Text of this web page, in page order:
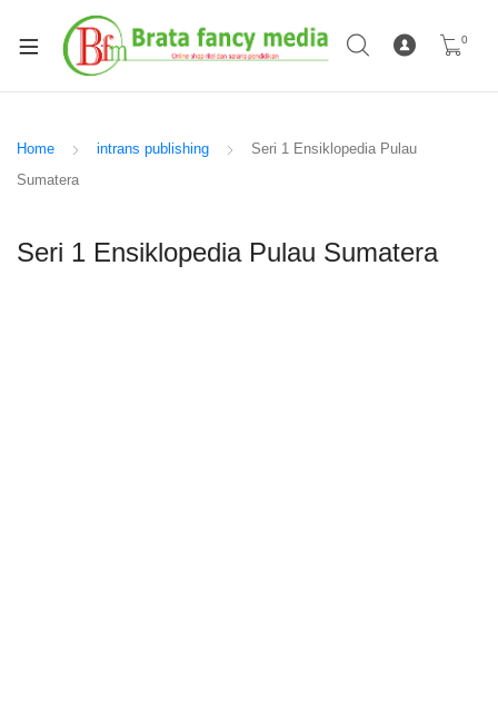
0
Home intrans publishing
Seri 1 Ensiklopedia Pulau
Sumatera
Seri 1 Ensiklopedia Pulau Sumatera